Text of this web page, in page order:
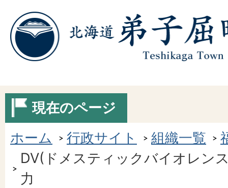
現在のページ
ホーム
行政サイト 組織一覧
DV(ドメスティックバイオレン
力